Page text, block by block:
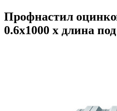
Профнастил
0.6x1000 x длина под